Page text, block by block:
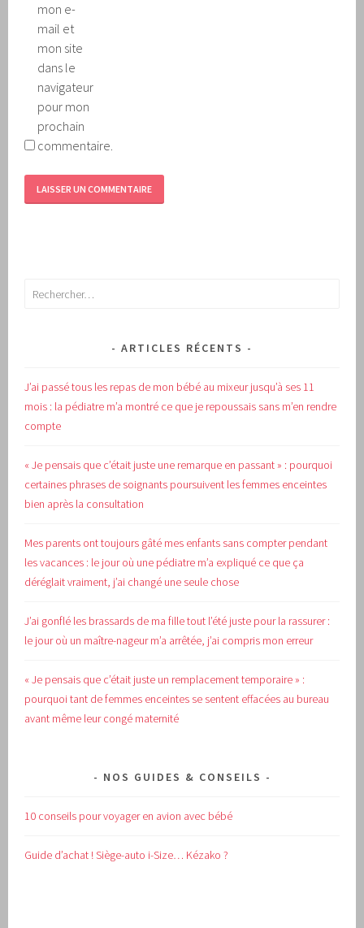
mon e-
mail et
mon site
dans le
navigateur
pour mon
prochain
commentaire.
Rechercher :
ARTICLES RÉCENTS
J’ai passé tous les repas de mon bébé au mixeur jusqu’à ses 11
mois : la pédiatre m’a montré ce que je repoussais sans m’en rendre
compte
« Je pensais que c’était juste une remarque en passant » : pourquoi
certaines phrases de soignants poursuivent les femmes enceintes
bien après la consultation
Mes parents ont toujours gâté mes enfants sans compter pendant
les vacances : le jour où une pédiatre m’a expliqué ce que ça
déréglait vraiment, j’ai changé une seule chose
J’ai gonflé les brassards de ma fille tout l’été juste pour la rassurer :
le jour où un maître-nageur m’a arrêtée, j’ai compris mon erreur
« Je pensais que c’était juste un remplacement temporaire » :
pourquoi tant de femmes enceintes se sentent effacées au bureau
avant même leur congé maternité
NOS GUIDES & CONSEILS
10 conseils pour voyager en avion avec bébé
Guide d’achat !Siège-auto i-Size… Kézako ?